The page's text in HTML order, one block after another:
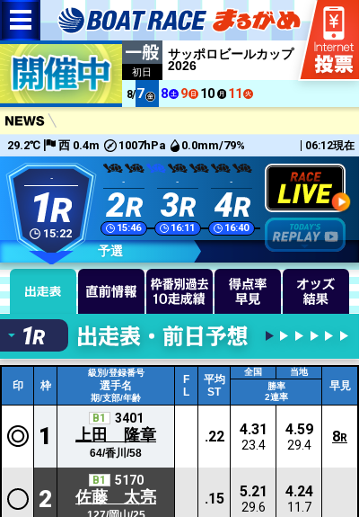
サッポロビールカップ
2026
初日
8/7 8 9 10 11
29.2℃ 西 0.4m 1007hPa 0.0mm/79% 06:12現在
-
15:22
-
15:46
-
16:11
-
16:40 17:06 17:32
予選